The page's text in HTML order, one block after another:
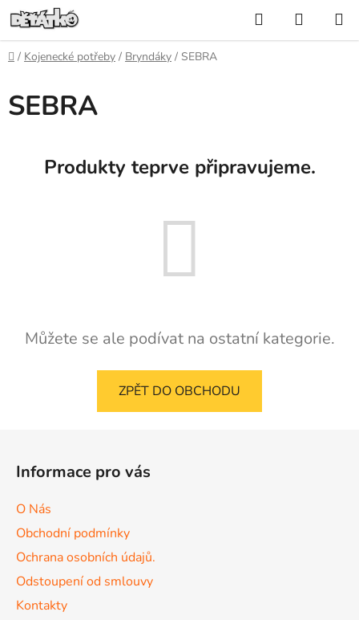
Přejít
na
obsah
Hledat
KOŠÍK
Domů
/ Kojenecké potřeby / Bryndáky / SEBRA
SEBRA
Produkty teprve připravujeme.
Můžete se ale podívat na ostatní kategorie.
ZPĚT DO OBCHODU
Informace pro vás
O Nás
Obchodní podmínky
Ochrana osobních údajů.
Odstoupení od smlouvy
Kontakty